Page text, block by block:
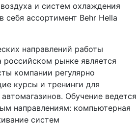
и систем охлаждения
себя ассортимент Behr Hella
направлений работы
российском рынке является
компании регулярно
курсы и тренинги для
Обучение ведется
направлениям: компьютерная
систем